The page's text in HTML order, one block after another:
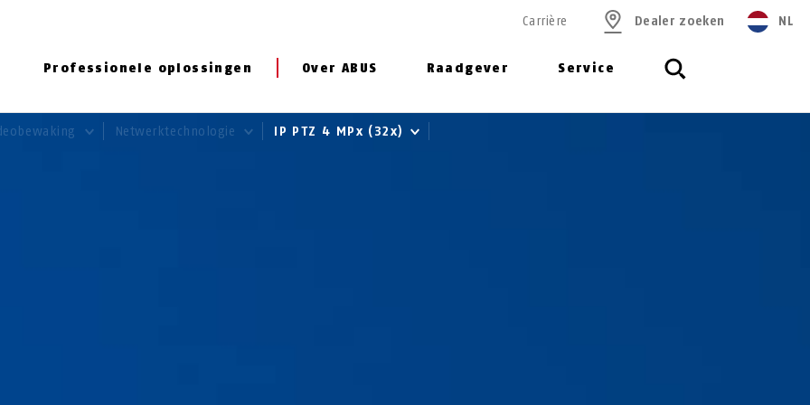
Professionele oplossingen Over ABUS Raadgever Service
Carrière Dealer zoeken NL
Netwerktechnologie IP PTZ 4 MPx (32x)